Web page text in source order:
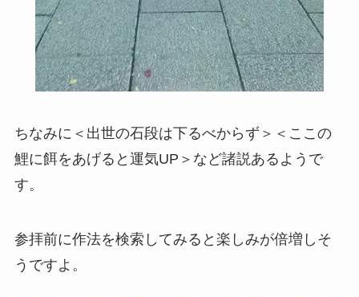
ちなみに＜出世の石段は下るべからず＞＜ここの
鯉に餌をあげると運気UP＞など諸説あるようで
す。
参拝前に作法を検索してみると楽しみが倍増しそ
うですよ。